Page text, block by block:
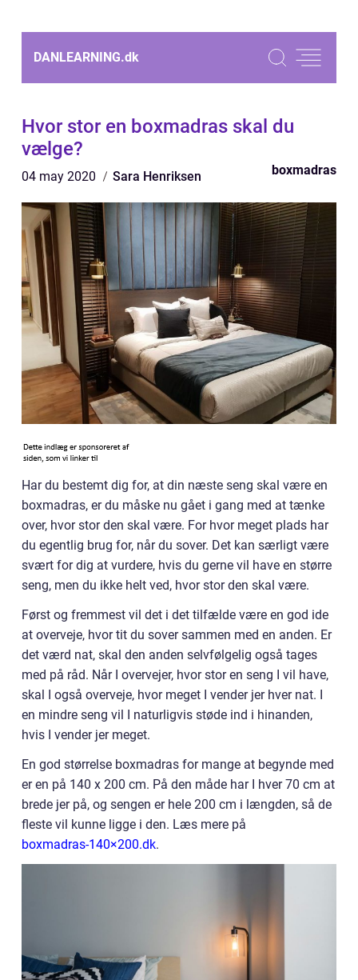
DANLEARNING.dk
Hvor stor en boxmadras skal du
vælge?
04 may 2020 Sara Henriksen boxmadras
Har du bestemt dig for, at din næste seng skal være en
boxmadras, er du måske nu gået i gang med at tænke
over, hvor stor den skal være. For hvor meget plads har
du egentlig brug for, når du sover. Det kan særligt være
svært for dig at vurdere, hvis du gerne vil have en større
seng, men du ikke helt ved, hvor stor den skal være.
Først og fremmest vil det i det tilfælde være en god ide
at overveje, hvor tit du sover sammen med en anden. Er
det værd nat, skal den anden selvfølgelig også tages
med på råd. Når I overvejer, hvor stor en seng I vil have,
skal I også overveje, hvor meget I vender jer hver nat. I
en mindre seng vil I naturligvis støde ind i hinanden,
hvis I vender jer meget.
En god størrelse boxmadras for mange at begynde med
er en på 140 x 200 cm. På den måde har I hver 70 cm at
brede jer på, og sengen er hele 200 cm i længden, så de
fleste vil kunne ligge i den. Læs mere på
boxmadras-140×200.dk.